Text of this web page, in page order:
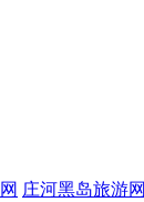
庄河黑岛旅游网